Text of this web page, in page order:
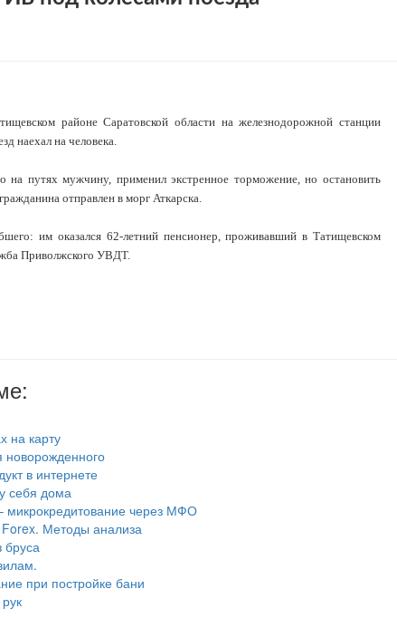
районе Саратовской области на железнодорожной станции
наехал на человека.
на путях мужчину, применил экстренное торможение, но остановить
отправлен в морг Аткарска.
им оказался 62-летний пенсионер, проживавший в Татищевском
Приволжского УВДТ.
на карту
новорожденного
в интернете
себя дома
микрокредитование через МФО
Методы анализа
бруса
при постройке бани